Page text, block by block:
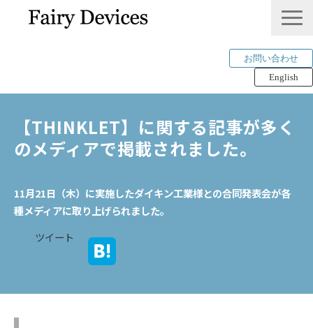
お問い合わせ
English
THINKLET®︎ / CWS
AI解析
COMPANY
【THINKLET】に関する記事が多く
のメディアで掲載されました。
11月21日（木）に実施したダイキン工業様との合同発表会が各
種メディアに取り上げられました。
ツイート